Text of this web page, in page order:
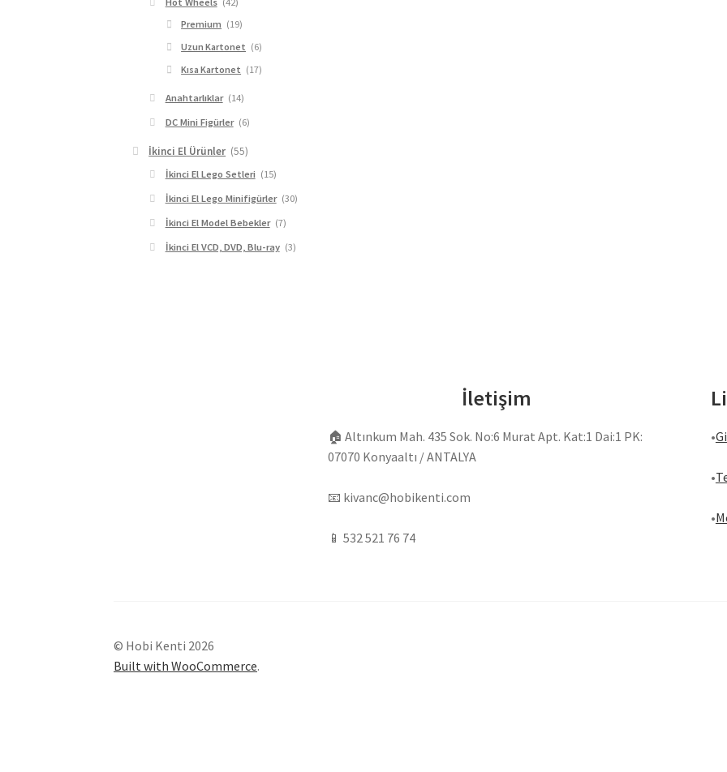
Premium (19)
Uzun Kartonet (6)
Kısa Kartonet (17)
Anahtarlıklar (14)
DC Mini Figürler (6)
İkinci El Ürünler (55)
İkinci El Lego Setleri (15)
İkinci El Lego Minifigürler (30)
İkinci El Model Bebekler (7)
İkinci El VCD, DVD, Blu-ray (3)
İletişim
🏠 Altınkum Mah. 435 Sok. No:6 Murat Apt. Kat:1 Dai:1 PK:
07070 Konyaaltı / ANTALYA
📧 kivanc@hobikenti.com
📱 532 521 76 74
•
•
•
© Hobi Kenti 2026
Built with WooCommerce.